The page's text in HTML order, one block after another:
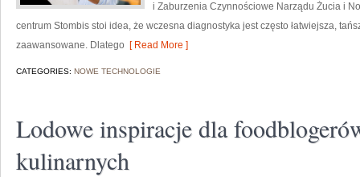
i Zaburzenia Czynnościowe Narządu Żucia i
centrum Stombis stoi idea, że wczesna diagnostyka jest często łatwiejsza,
zaawansowane. Dlatego [ Read More ]
CATEGORIES: NOWE TECHNOLOGIE
Lodowe inspiracje dla
kulinarnych